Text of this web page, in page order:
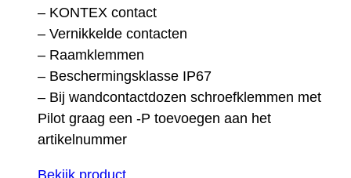
– KONTEX contact
– Vernikkelde contacten
– Raamklemmen
– Beschermingsklasse IP67
– Bij wandcontactdozen schroefklemmen met
Pilot graag een -P toevoegen aan het
artikelnummer
Bekijk product